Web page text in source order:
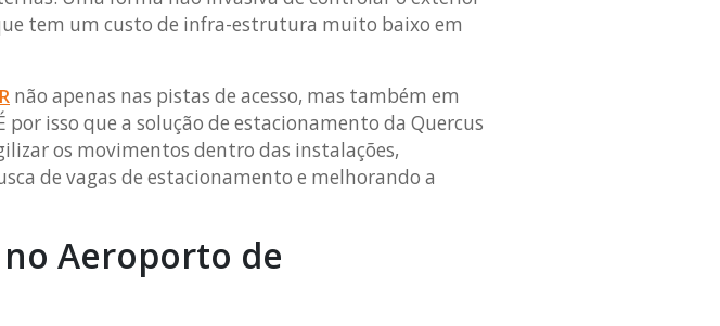
tem um custo de infra-estrutura muito baixo em
não apenas nas pistas de acesso, mas também em
isso que a solução de estacionamento da Quercus
os movimentos dentro das instalações,
de vagas de estacionamento e melhorando a
Aeroporto de